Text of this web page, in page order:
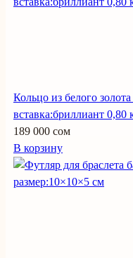
Кольцо из белого
вставка:бриллиант 0,80
189 000 сом
В корзину